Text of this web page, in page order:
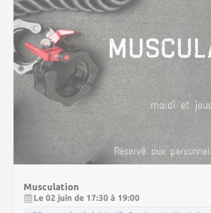
Musculation
Le 02 juin de 17:30 à 19:00